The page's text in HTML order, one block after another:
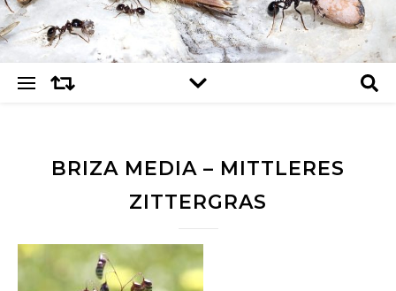
BRIZA MEDIA – MITTLERES
ZITTERGRAS